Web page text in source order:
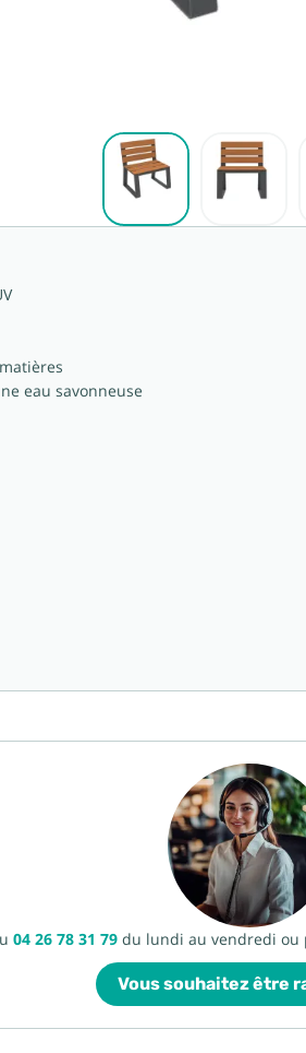
eau savonneuse
04 26 78 31 79du lundi au vendredi ou
Vous souhaitez être